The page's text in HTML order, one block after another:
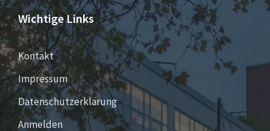
Wichtige Links
Kontakt
Impressum
Datenschutzerklärung
Anmelden